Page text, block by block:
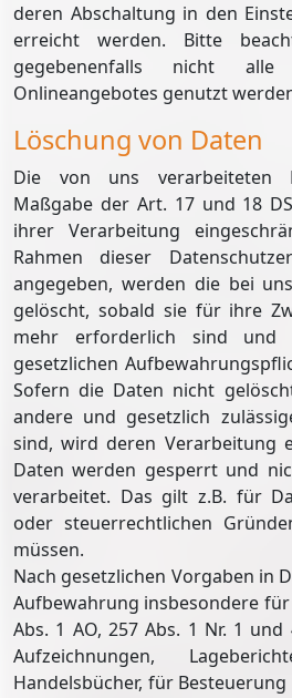
deren Abschaltung in den
erreicht werden. Bitte
gegebenenfalls nicht alle
Onlineangebotes genutzt
Löschung von Daten
Die von uns verarbeiteten
Maßgabe der Art. 17 und 18
ihrer Verarbeitung
Rahmen dieser
angegeben, werden die bei
gelöscht, sobald sie für ihre
mehr erforderlich sind und
gesetzlichen
Sofern die Daten nicht
andere und gesetzlich
sind, wird deren Verarbeitung
Daten werden gesperrt und
verarbeitet. Das gilt z.B. für
oder steuerrechtlichen
müssen.
Nach gesetzlichen Vorgaben in
Aufbewahrung insbesondere für
Abs. 1 AO, 257 Abs. 1 Nr. 1 und
Aufzeichnungen,
Handelsbücher, für